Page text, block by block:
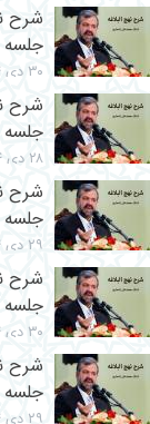
جلسه 4
۳۰ دی ۱۴۰۴
جلسه 14
۲۸ دی ۱۴۰۴
جلسه 2
۲۹ دی ۱۴۰۴
جلسه 5
۳۰ دی ۱۴۰۴
جلسه 1